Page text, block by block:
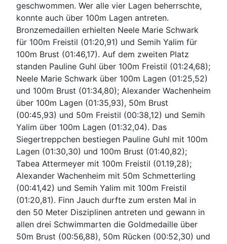
geschwommen. Wer alle vier Lagen beherrschte,
konnte auch über 100m Lagen antreten.
Bronzemedaillen erhielten Neele Marie Schwark
für 100m Freistil (01:20,91) und Semih Yalim für
100m Brust (01:46,17). Auf dem zweiten Platz
standen Pauline Guhl über 100m Freistil (01:24,68);
Neele Marie Schwark über 100m Lagen (01:25,52)
und 100m Brust (01:34,80); Alexander Wachenheim
über 100m Lagen (01:35,93), 50m Brust
(00:45,93) und 50m Freistil (00:38,12) und Semih
Yalim über 100m Lagen (01:32,04). Das
Siegertreppchen bestiegen Pauline Guhl mit 100m
Lagen (01:30,30) und 100m Brust (01:40,82);
Tabea Attermeyer mit 100m Freistil (01.19,28);
Alexander Wachenheim mit 50m Schmetterling
(00:41,42) und Semih Yalim mit 100m Freistil
(01:20,81). Finn Jauch durfte zum ersten Mal in
den 50 Meter Disziplinen antreten und gewann in
allen drei Schwimmarten die Goldmedaille über
50m Brust (00:56,88), 50m Rücken (00:52,30) und